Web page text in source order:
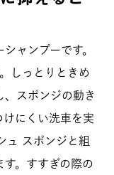
ます。
バケツ内に
泡の持続性
ャンプーです。
しっとりときめ
スポンジの動き
けにくい洗車を実
ュ スポンジと組
。すすぎの際の